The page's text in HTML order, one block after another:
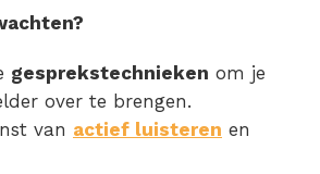
gesprekstechnieken om je
over te brengen.
van actief luisteren en